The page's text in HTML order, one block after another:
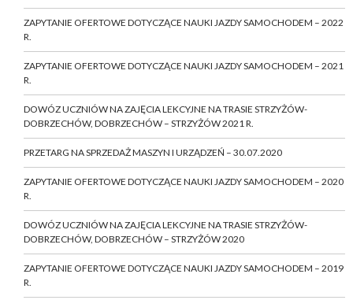
ZAPYTANIE OFERTOWE DOTYCZĄCE NAUKI JAZDY SAMOCHODEM – 2022
R.
ZAPYTANIE OFERTOWE DOTYCZĄCE NAUKI JAZDY SAMOCHODEM – 2021
R.
DOWÓZ UCZNIÓW NA ZAJĘCIA LEKCYJNE NA TRASIE STRZYŻÓW-
DOBRZECHÓW, DOBRZECHÓW – STRZYŻÓW 2021 R.
PRZETARG NA SPRZEDAŻ MASZYN I URZĄDZEŃ – 30.07.2020
ZAPYTANIE OFERTOWE DOTYCZĄCE NAUKI JAZDY SAMOCHODEM – 2020
R.
DOWÓZ UCZNIÓW NA ZAJĘCIA LEKCYJNE NA TRASIE STRZYŻÓW-
DOBRZECHÓW, DOBRZECHÓW – STRZYŻÓW 2020
ZAPYTANIE OFERTOWE DOTYCZĄCE NAUKI JAZDY SAMOCHODEM – 2019
R.